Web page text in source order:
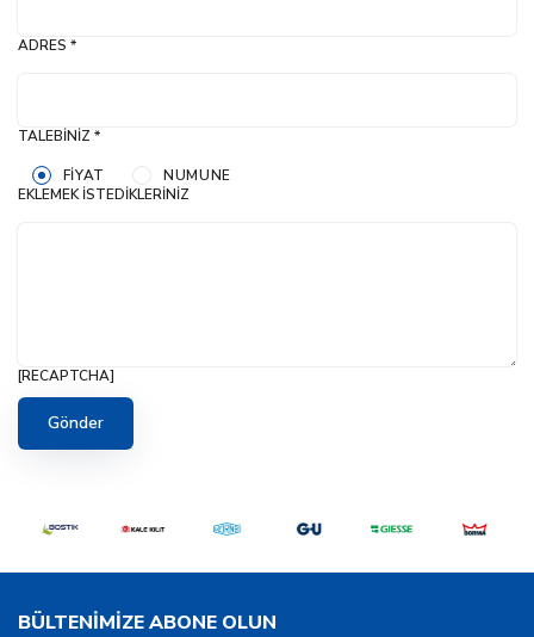
ADRES *
TALEBINIZ *
FIYAT
NUMUNE
EKLEMEK İSTEDIKLERINIZ
[RECAPTCHA]
BÜLTENİMİZE ABONE OLUN